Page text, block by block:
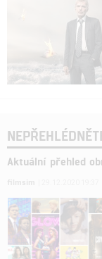
Aktuální přehled